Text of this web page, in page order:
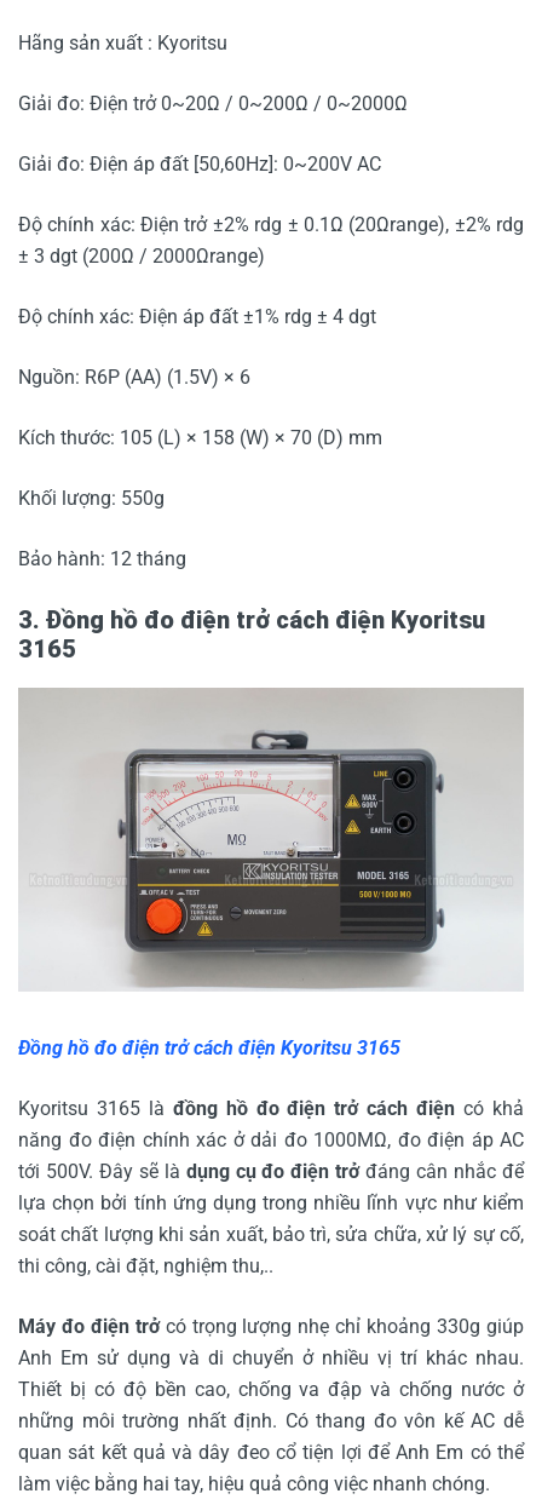
Hãng sản xuất : Kyoritsu
Giải đo: Điện trở 0~20Ω / 0~200Ω / 0~2000Ω
Giải đo: Điện áp đất [50,60Hz]: 0~200V AC
Độ chính xác: Điện trở ±2% rdg ± 0.1Ω (20Ωrange), ±2% rdg
± 3 dgt (200Ω / 2000Ωrange)
Độ chính xác: Điện áp đất ±1% rdg ± 4 dgt
Nguồn: R6P (AA) (1.5V) × 6
Kích thước: 105 (L) × 158 (W) × 70 (D) mm
Khối lượng: 550g
Bảo hành: 12 tháng
3. Đồng hồ đo điện trở cách điện Kyoritsu
3165
Đồng hồ đo điện trở cách điện Kyoritsu 3165
Kyoritsu 3165 là đồng hồ đo điện trở cách điện có khả
năng đo điện chính xác ở dải đo 1000MΩ, đo điện áp AC
tới 500V. Đây sẽ là dụng cụ đo điện trởđáng cân nhắc để
lựa chọn bởi tính ứng dụng trong nhiều lĩnh vực như kiểm
soát chất lượng khi sản xuất, bảo trì, sửa chữa, xử lý sự cố,
thi công, cài đặt, nghiệm thu,..
Máy đo điện trởcó trọng lượng nhẹ chỉ khoảng 330g giúp
Anh Em sử dụng và di chuyển ở nhiều vị trí khác nhau.
Thiết bị có độ bền cao, chống va đập và chống nước ở
những môi trường nhất định. Có thang đo vôn kế AC dễ
quan sát kết quả và dây đeo cổ tiện lợi để Anh Em có thể
làm việc bằng hai tay, hiệu quả công việc nhanh chóng.